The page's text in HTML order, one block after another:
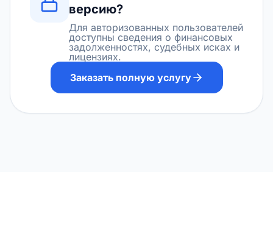
версию?
Для авторизованных пользователей
доступны сведения о финансовых
задолженностях, судебных исках и
лицензиях.
Заказать полную услугу